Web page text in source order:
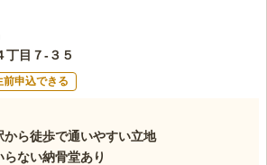
丁目７-３５
前申込できる
から徒歩で通いやすい立地
ない納骨堂あり